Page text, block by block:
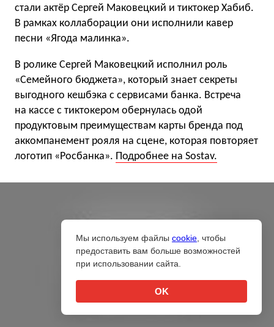
стали актёр Сергей Маковецкий и тиктокер Хабиб.
В рамках коллаборации они исполнили кавер
песни «Ягода малинка».
В ролике Сергей Маковецкий исполнил роль
«Семейного бюджета», который знает секреты
выгодного кешбэка с сервисами банка. Встреча
на кассе с тиктокером обернулась одой
продуктовым преимуществам карты бренда под
аккомпанемент рояля на сцене, которая повторяет
логотип «Росбанка». Подробнее на Sostav.
Мы используем файлы cookie , чтобы
предоставить вам больше возможностей
при использовании сайта.
OK